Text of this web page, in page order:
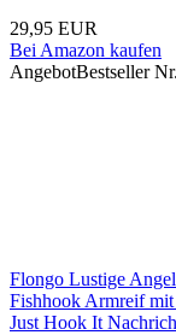
29,95 EUR
Bei Amazon kaufen
AngebotBestseller
Flongo Lustige
Fishhook Armreif
Just Hook It